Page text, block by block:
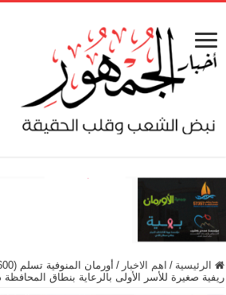
الرئيسية / اهم الاخبار /
ريفية صغيرة للأسر الأولى بالرعاية بنطاق المحافظة